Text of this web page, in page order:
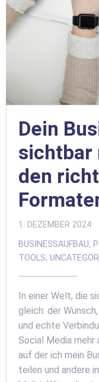
Dein
sichtbar
den
1. DEZEMBER 2024
BUSINESSAUFBAU,
TOOLS,
In einer Welt, die
gleich: der
und echte
Social Media mehr
auf der ich mein
teilen und andere